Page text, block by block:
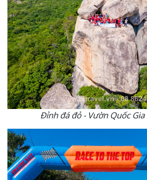
Đỉnh đá đỏ - Vườn Quốc